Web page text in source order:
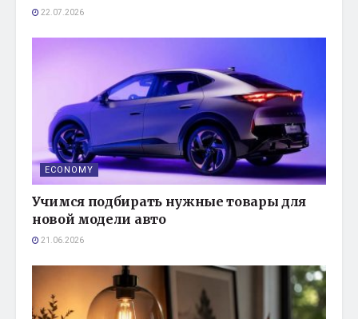
22.07.2026
ECONOMY
Учимся подбирать нужные товары для
новой модели авто
21.06.2026